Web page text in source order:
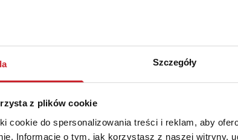
Szczegóły
z plików cookie
cookie do spersonalizowania treści i reklam, aby
Informacje o tym, jak korzystasz z naszej witryny,
że w czasie całego cyklu nocnego snu występują
bezdechu. Ich bezpośrednią przyczyną jest
Dzieje się tak m. in. w przypadku otyłości, przerostu
zakłóca sen, a w konsekwencji może znacznie
także wywoływać rozdrażnienie, przyczyniać się